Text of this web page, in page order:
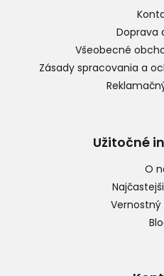
Doprava
Všeobecné
Zásady spracovania a
Užitočné
O